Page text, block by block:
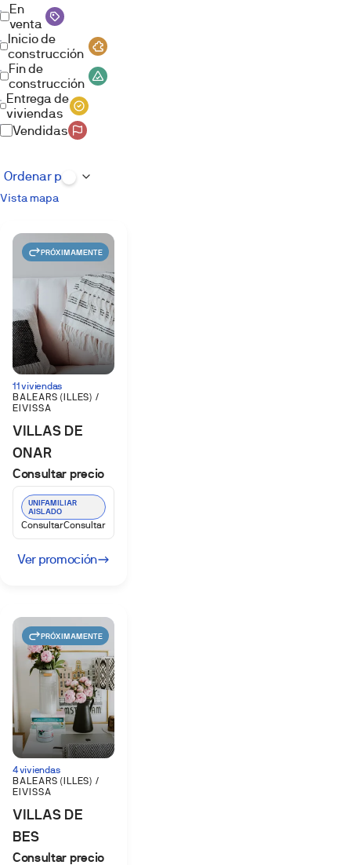
En
venta
Inicio de
construcción
Fin de
construcción
Entrega de
viviendas
Vendidas
Vista mapa
PRÓXIMAMENTE
11 viviendas
BALEARS (ILLES) /
EIVISSA
VILLAS DE
ONAR
Consultar precio
UNIFAMILIAR
AISLADO
ConsultarConsultar
Ver promoción
PRÓXIMAMENTE
4 viviendas
BALEARS (ILLES) /
EIVISSA
VILLAS DE
BES
Consultar precio